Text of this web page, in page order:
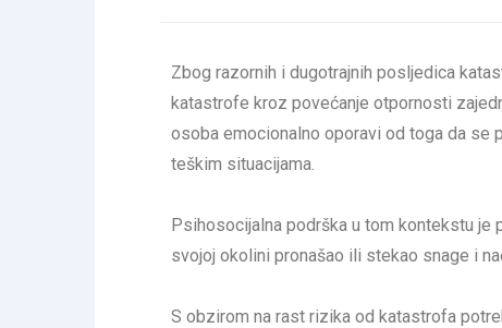
Zbog razornih i dugotrajnih posljedica
katastrofe kroz povećanje otpornosti
osoba emocionalno oporavi od toga da se
teškim situacijama.
Psihosocijalna podrška u tom kontekstu
svojoj okolini pronašao ili stekao snage i
S obzirom na rast rizika od katastrofa